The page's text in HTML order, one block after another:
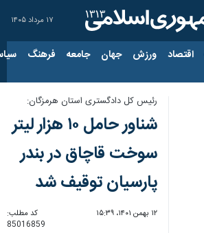
۱۷ مرداد ۱۴۰۵
اقتصاد ورزش جهان جامعه فرهنگ
رئیس کل دادگستری استان هرمزگان:
شناور حامل ۱۰ هزار لیتر
سوخت قاچاق در بندر
پارسیان توقیف شد
۱۲ بهمن ۱۴۰۱، ۱۵:۳۹
کد مطلب:
85016859